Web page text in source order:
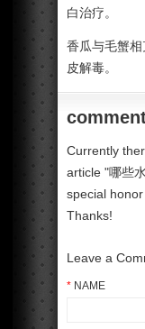
白治疗。
香瓜与毛蟹
皮解毒。
Currently
article "哪些
special
Thanks!
Leave a
* NAME